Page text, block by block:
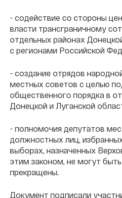
- содействие со стороны
власти трансграничному
отдельных районах
с регионами Российской
- создание отрядов
местных советов с целью
общественного порядка в
Донецкой и Луганской
- полномочия депутатов
должностных лиц,
выборах, назначенных
этим законом, не могут
прекращены.
Документ подписали